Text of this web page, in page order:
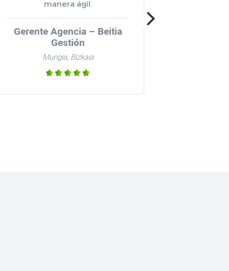
manera ágil.
Gerente Agencia – Beitia
Gestión
Mungia, Bizkaia